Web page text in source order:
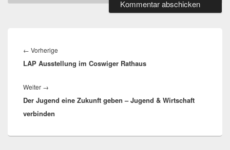
← Vorherige
Beitrag:
LAP Ausstellung im Coswiger Rathaus
Weiter →
Beitrag:
Der Jugend eine Zukunft geben – Jugend & Wirtschaft
verbinden